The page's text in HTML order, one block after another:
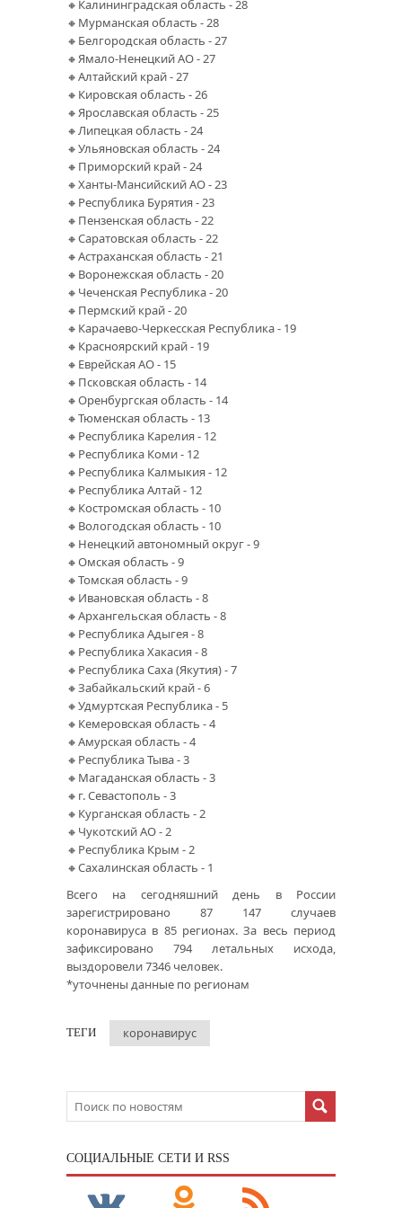
🔸Калининградская область - 28
🔸Мурманская область - 28
🔸Белгородская область - 27
🔸Ямало-Ненецкий АО - 27
🔸Алтайский край - 27
🔸Кировская область - 26
🔸Ярославская область - 25
🔸Липецкая область - 24
🔸Ульяновская область - 24
🔸Приморский край - 24
🔸Ханты-Мансийский АО - 23
🔸Республика Бурятия - 23
🔸Пензенская область - 22
🔸Саратовская область - 22
🔸Астраханская область - 21
🔸Воронежская область - 20
🔸Чеченская Республика - 20
🔸Пермский край - 20
🔸Карачаево-Черкесская Республика - 19
🔸Красноярский край - 19
🔸Еврейская АО - 15
🔸Псковская область - 14
🔸Оренбургская область - 14
🔸Тюменская область - 13
🔸Республика Карелия - 12
🔸Республика Коми - 12
🔸Республика Калмыкия - 12
🔸Республика Алтай - 12
🔸Костромская область - 10
🔸Вологодская область - 10
🔸Ненецкий автономный округ - 9
🔸Омская область - 9
🔸Томская область - 9
🔸Ивановская область - 8
🔸Архангельская область - 8
🔸Республика Адыгея - 8
🔸Республика Хакасия - 8
🔸Республика Саха (Якутия) - 7
🔸Забайкальский край - 6
🔸Удмуртская Республика - 5
🔸Кемеровская область - 4
🔸Амурская область - 4
🔸Республика Тыва - 3
🔸Магаданская область - 3
🔸г. Севастополь - 3
🔸Курганская область - 2
🔸Чукотский АО - 2
🔸Республика Крым - 2
🔸Сахалинская область - 1
Всего на сегодняшний день в России
зарегистрировано 87 147 случаев
коронавируса в 85 регионах. За весь период
зафиксировано 794 летальных исхода,
выздоровели 7346 человек.
*уточнены данные по регионам
ТЕГИ коронавирус
CОЦИАЛЬНЫЕ СЕТИ И RSS